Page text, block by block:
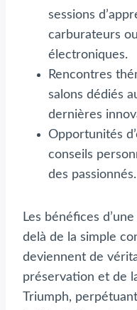
sessions
carburateurs
électroniques.
Rencontres
salons dédiés
dernières
Opportunités
conseils
des passionnés.
Les bénéfices
delà de la simple
deviennent de
préservation et de
Triumph,